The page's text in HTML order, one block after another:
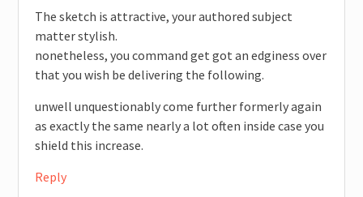
The sketch is attractive, your authored subject
matter stylish.
nonetheless, you command get got an edginess over
that you wish be delivering the following.
unwell unquestionably come further formerly again
as exactly the same nearly a lot often inside case you
shield this increase.
Reply